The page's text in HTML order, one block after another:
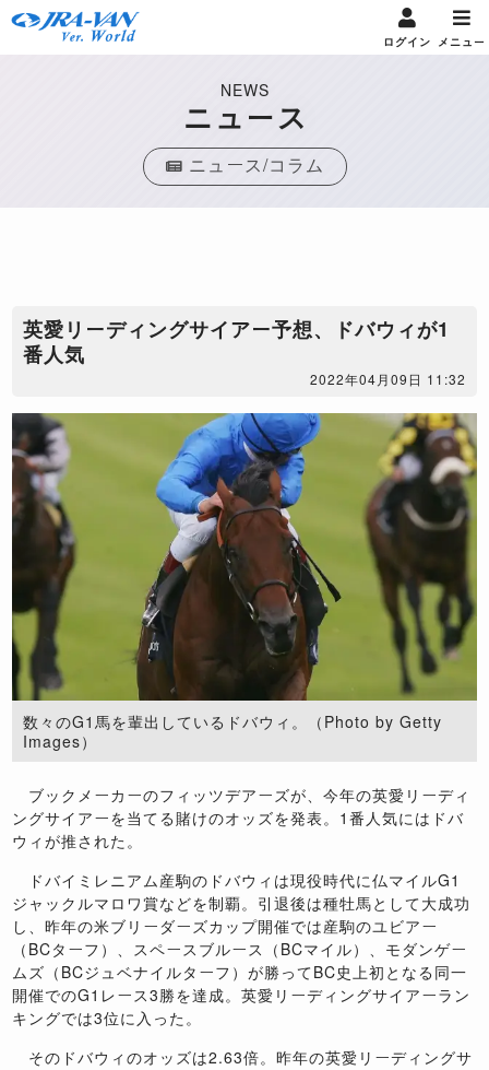
ログイン メニュー
NEWS
ニュース
ニュース/コラム
英愛リーディングサイアー予想、ドバウィが1
番人気
2022年04月09日 11:32
数々のG1馬を輩出しているドバウィ。（Photo by Getty
Images）
ブックメーカーのフィッツデアーズが、今年の英愛リーディ
ングサイアーを当てる賭けのオッズを発表。1番人気にはドバ
ウィが推された。
ドバイミレニアム産駒のドバウィは現役時代に仏マイルG1
ジャックルマロワ賞などを制覇。引退後は種牡馬として大成功
し、昨年の米ブリーダーズカップ開催では産駒のユビアー
（BCターフ）、スペースブルース（BCマイル）、モダンゲー
ムズ（BCジュベナイルターフ）が勝ってBC史上初となる同一
開催でのG1レース3勝を達成。英愛リーディングサイアーラン
キングでは3位に入った。
そのドバウィのオッズは2.63倍。昨年の英愛リーディングサ